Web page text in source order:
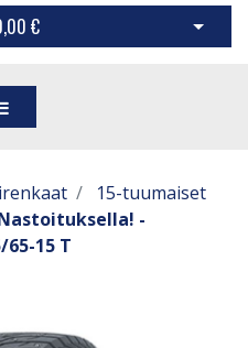
€ Avaa
15-tuumaiset
-
15 T